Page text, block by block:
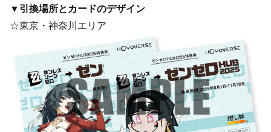
▼引換場所とカードのデザイン
☆東京・神奈川エリア